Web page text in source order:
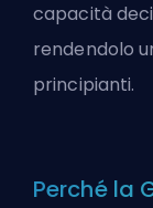
capacità
rendendolo
principianti.
Perché la